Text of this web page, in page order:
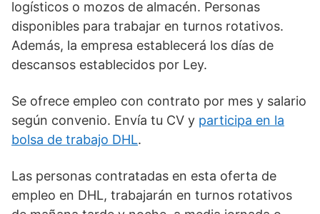
logísticos o mozos de almacén. Personas
disponibles para trabajar en turnos rotativos.
Además, la empresa establecerá los días de
descansos establecidos por Ley.
Se ofrece empleo con contrato por mes y salario
según convenio. Envía tu CV y participa en la
bolsa de trabajo DHL.
Las personas contratadas en esta oferta de
empleo en DHL, trabajarán en turnos rotativos